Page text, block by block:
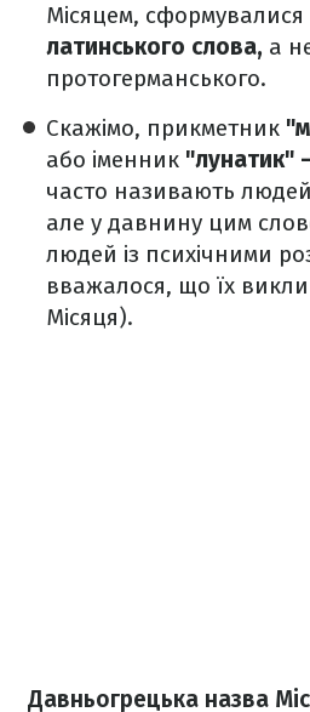
Місяцем, сформувалися
латинського слова, а
протогерманського.
Скажімо, прикметник
або іменник "лунатик"
часто називають людей,
але у давнину цим
людей із психічними
вважалося, що їх
Місяця).
Давньогрецька назва